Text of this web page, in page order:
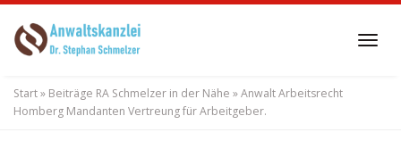
to
content
Start» Beiträge RA Schmelzer in der Nähe »Anwalt Arbeitsrecht
Homberg Mandanten Vertreung für Arbeitgeber.